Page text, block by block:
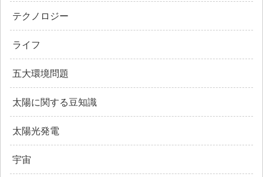
テクノロジー
ライフ
五大環境問題
太陽に関する豆知識
太陽光発電
宇宙